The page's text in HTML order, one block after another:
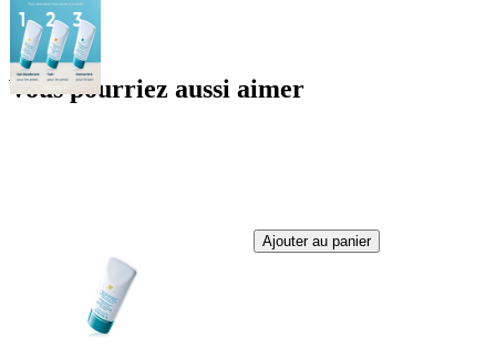
Vous pourriez aussi aimer
Ajouter au panier